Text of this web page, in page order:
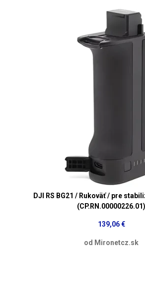
DJI RS BG21 / Rukoväť / pre
(CP.RN.00000226.01)
139,06 €
od Mironetcz.sk